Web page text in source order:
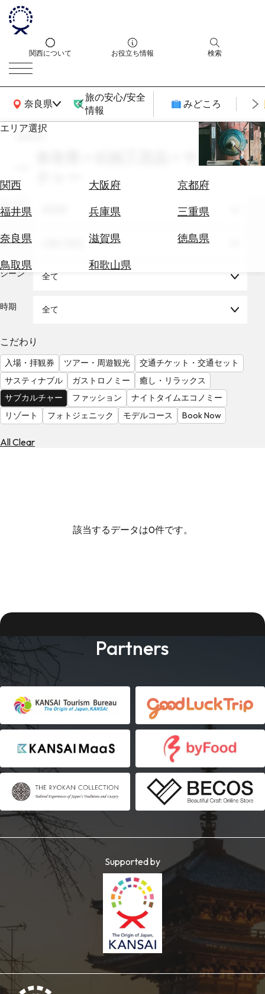
関西について お役立ち情報 検索
奈良県
関西広域MAP
旅の安心/安全
情報
みどころ
エリア選択
関西 大阪府
京都府
福井県
兵庫県
三重県
奈良県
滋賀県
徳島県
鳥取県
和歌山県
エ
券
テ
を
る
気
を
見
る
search
奈良県 × 伝統工芸品 × サブカル
エリア
テーマ
シーン 全て
時期 全て
こだわり
入場・拝観券 ツアー・周遊観光
交通チケット・交通セット
サスティナブル
ガストロノミー
癒し・リラックス
サブカルチャー
ファッション
ナイトタイムエコノミー
リゾート
フォトジェニック モデルコース Book Now
All Clear
該当するデータは0件です。
Partners
Supported by